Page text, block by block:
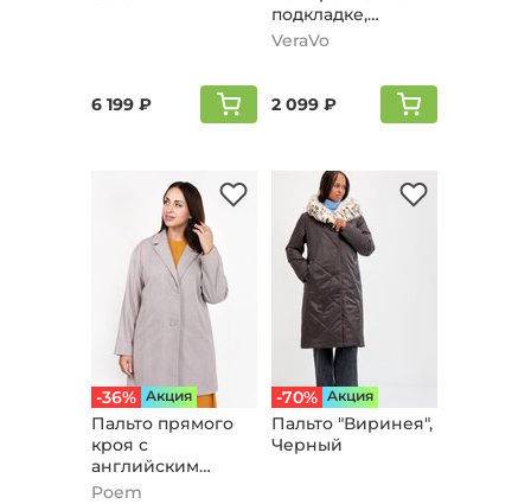
6 199 ₽
подкладке,
черный
VeraVo
2 099 ₽
-36% Aкция
Пальто прямого
кроя с
английским
воротником,
Poem
-70% Aкция
Пальто "Виринея",
Черный